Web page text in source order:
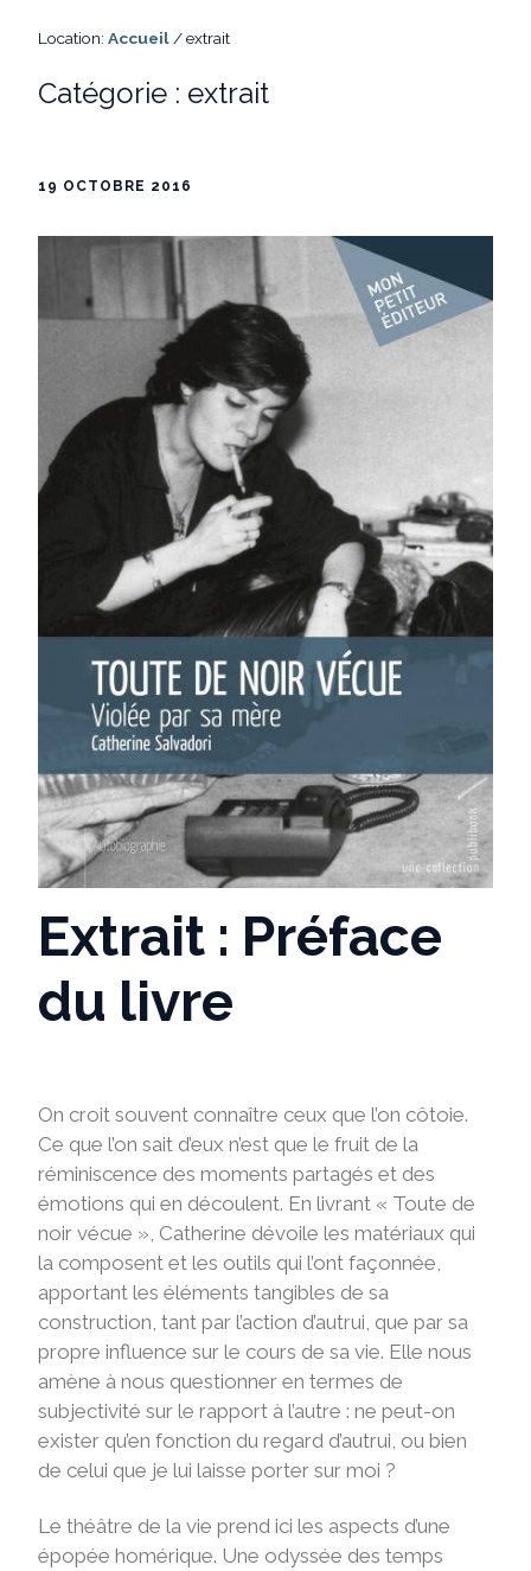
Location: Accueil /extrait
Catégorie : extrait
19 OCTOBRE 2016
Extrait : Préface
du livre
On croit souvent connaître ceux que l’on côtoie.
Ce que l’on sait d’eux n’est que le fruit de la
réminiscence des moments partagés et des
émotions qui en découlent. En livrant « Toute de
noir vécue », Catherine dévoile les matériaux qui
la composent et les outils qui l’ont façonnée,
apportant les éléments tangibles de sa
construction, tant par l’action d’autrui, que par sa
propre influence sur le cours de sa vie. Elle nous
amène à nous questionner en termes de
subjectivité sur le rapport à l’autre : ne peut-on
exister qu’en fonction du regard d’autrui, ou bien
de celui que je lui laisse porter sur moi ?
Le théâtre de la vie prend ici les aspects d’une
épopée homérique. Une odyssée des temps